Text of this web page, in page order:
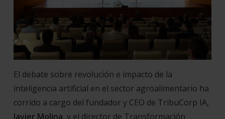
El debate sobre revolución e impacto de la
inteligencia artificial en el sector agroalimentario ha
corrido a cargo del fundador y CEO de TribuCorp IA,
Javier Molina, y el director de Transformación